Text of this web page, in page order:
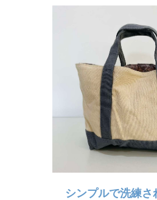
シンプルで洗練さ